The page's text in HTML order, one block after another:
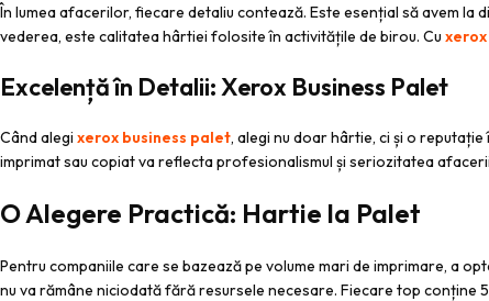
În lumea afacerilor, fiecare detaliu contează. Este esențial să avem
vederea, este calitatea hârtiei folosite în activitățile de birou. Cu
Excelență în Detalii: Xerox Business Palet
Când alegi xerox business palet, alegi nu doar hârtie, ci și o
imprimat sau copiat va reflecta profesionalismul și seriozitatea
O Alegere Practică: Hartie la Palet
Pentru companiile care se bazează pe volume mari de imprimare, a
nu va rămâne niciodată fără resursele necesare. Fiecare top